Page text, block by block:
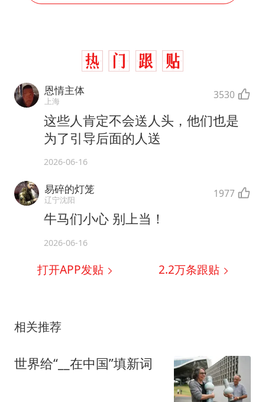
恩情主体
上海 3530
这些人肯定不会送人头，他们也是
为了引导后面的人送
2026-06-16
易碎的灯笼
辽宁沈阳 1977
牛马们小心 别上当！
2026-06-16
打开APP发贴 2.2万条跟贴
相关推荐
世界给“__在中国”填新词